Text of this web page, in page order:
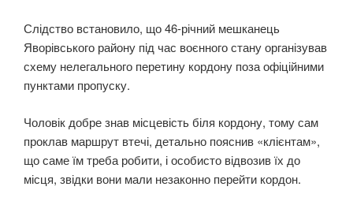
Слідство встановило, що 46-річний мешканець
Яворівського району під час воєнного стану організував
схему нелегального перетину кордону поза офіційними
пунктами пропуску.
Чоловік добре знав місцевість біля кордону, тому сам
проклав маршрут втечі, детально пояснив «клієнтам»,
що саме їм треба робити, і особисто відвозив їх до
місця, звідки вони мали незаконно перейти кордон.